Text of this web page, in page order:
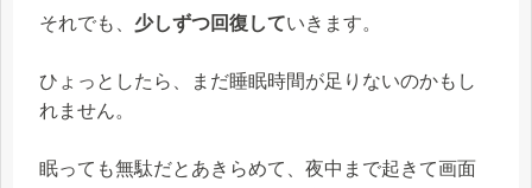
それでも、 少しずつ回復していきます。
ひょっとしたら、まだ睡眠時間が足りないのかもし
れません。
眠っても無駄だとあきらめて、夜中まで起きて画面